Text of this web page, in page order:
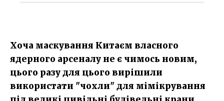
Хоча маскування Китаєм власного
ядерного арсеналу не є чимось новим,
цього разу для цього вирішили
використати "чохли" для мімікрування